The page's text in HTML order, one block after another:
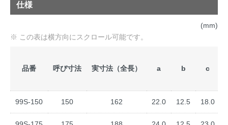
仕様
(mm)
品番 呼び寸法 実寸法（全長） a b c
99S-150 150 162 22.0 12.5 18.0